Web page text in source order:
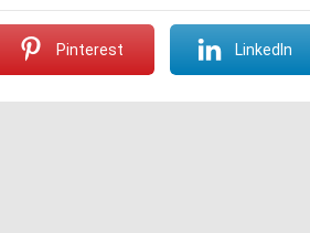
Pinterest LinkedIn